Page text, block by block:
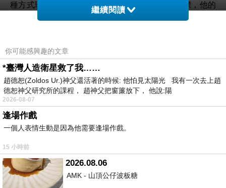
種方式理解世界、選擇關係、處理壓力、追求目標，他的
人生自然會呈現某種重複性。這種重複性在外人眼中可能
一套行為迴路。人每一次在相似處境中作出相似反應，就
等於讓同一段程式再次執行。久而久之，命運感便出現
了。
自由意志的困難是人未必真的知道自己正在選擇。很多所
謂選擇只是自動反應。有人以為自己是在追求愛情，但只
是在重複童年缺失。有人以為自己是在追求成功，但其實
是在逃避自卑。當一個人沒有看見自己的內在機制，他即
使覺得自己很自由，也可能只是被慣性推著走。相反，一
個人即使承認自己有先天傾向、成長限制和心理結構，只
繼續閱讀
你可能感興趣的文章
*臺灣人造衛星救了我……
趙德恕(Zoldos Ur.)神父還活著的時候: 他怕見太陽光 我有一次去上趙
德恕神父研究所的課程， 趙神父把窗簾放下， 他說:陽
2026-08-07
逢場作戲
一個人表情生動是因為他需要逢場作戲。
15 小時前
2026.08.06
AMK - 山頂公仔波板糖